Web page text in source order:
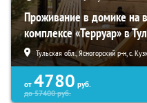
Проживание в домике на
комплексе «Терруар» в
Тульская обл., Ясногорский р-н, с.
от 4780 руб.
до57400руб.